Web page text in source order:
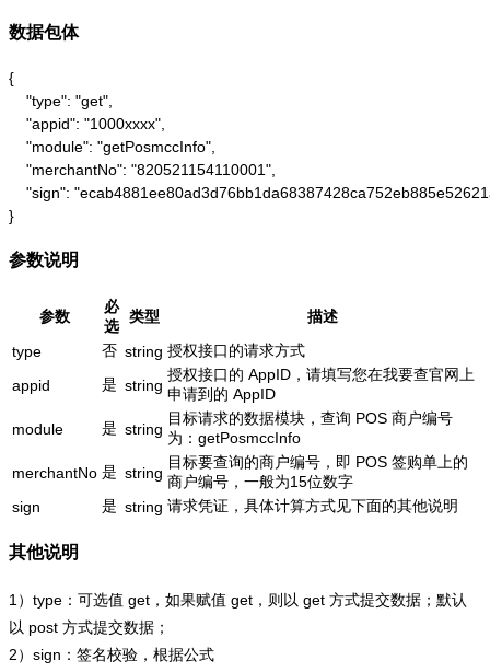
数据包体
{
    "type": "get",
    "appid": "1000xxxx",
    "module": "getPosmccInfo",
    "merchantNo": "820521154110001",
"sign":
}
参数说明
参数
必
选
类型
描述
type
否 string 授权接口的请求方式
appid
是 string
授权接口的 AppID，请填写您在我要查官网上
申请到的 AppID
module
是 string
目标请求的数据模块，查询 POS 商户编号
为：getPosmccInfo
merchantNo 是 string
目标要查询的商户编号，即 POS 签购单上的
商户编号，一般为15位数字
sign
是 string 请求凭证，具体计算方式见下面的其他说明
其他说明
1）type：可选值 get，如果赋值 get，则以 get 方式提交数据；默认
以 post 方式提交数据；
2）sign：签名校验，根据公式